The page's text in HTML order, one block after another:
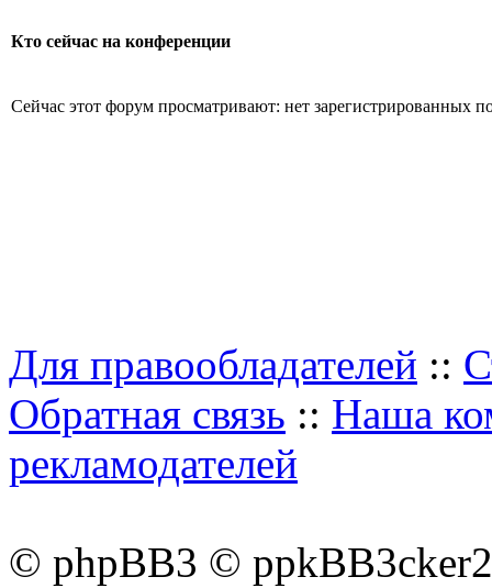
Кто сейчас на конференции
Сейчас этот форум просматривают: нет зарегистрированных
Для правообладателей ::
Обратная связь :: Наша
рекламодателей
© phpBB3 ©